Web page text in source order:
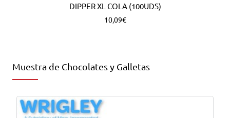
DIPPER XL COLA (100UDS)
10,09€
Muestra de Chocolates y Galletas